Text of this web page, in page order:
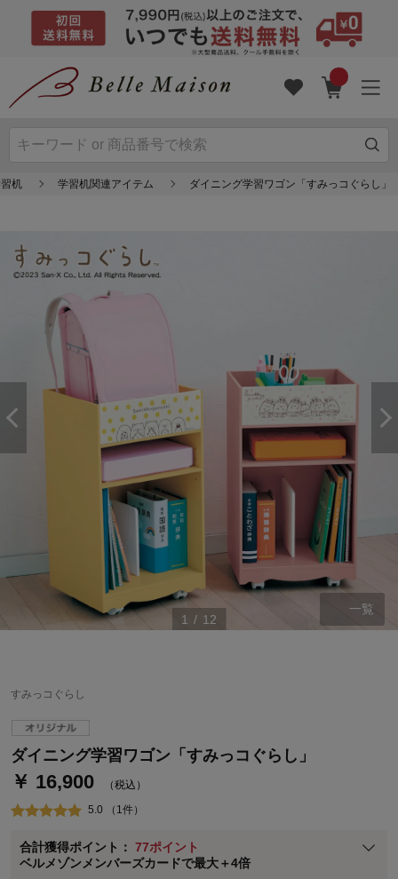
机 学習机関連アイテム ダイニング学習ワゴン「すみっコぐらし」
1 / 12
一覧
すみっコぐらし
ダイニング学習ワゴン「すみっコぐらし」
￥ 16,900 （税込）
5.0 （1件）
合計獲得ポイント： 77ポイント
ベルメゾンメンバーズカードで最大＋4倍
ベルメゾン・ポイントについて
通常商品送料無料 返品引取無料（JCBのみ）
即時入会なら更に500円OFFクーポンプレゼント
※メンバーズカードの加算ポイントはステージ倍率適用前の基本ポイント
に対して適用されます。